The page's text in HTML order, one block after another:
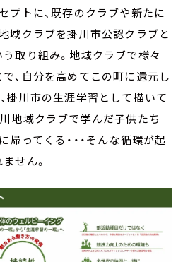
プトに、既存のクラブや新たに
域クラブを掛川市公認クラブと
取り組み。地域クラブで様々
、自分を高めてこの町に還元し
掛川市の生涯学習として描いて
地域クラブで学んだ子供たち
帰ってくる・・・そんな循環が起
せん。